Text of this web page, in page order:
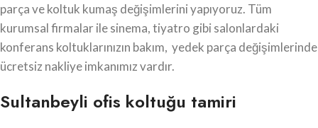
parça ve koltuk kumaş değişimlerini yapıyoruz. Tüm
kurumsal firmalar ile sinema, tiyatro gibi salonlardaki
konferans koltuklarınızın bakım, yedek parça değişimlerinde
ücretsiz nakliye imkanımız vardır.
Sultanbeyli ofis koltuğu tamiri